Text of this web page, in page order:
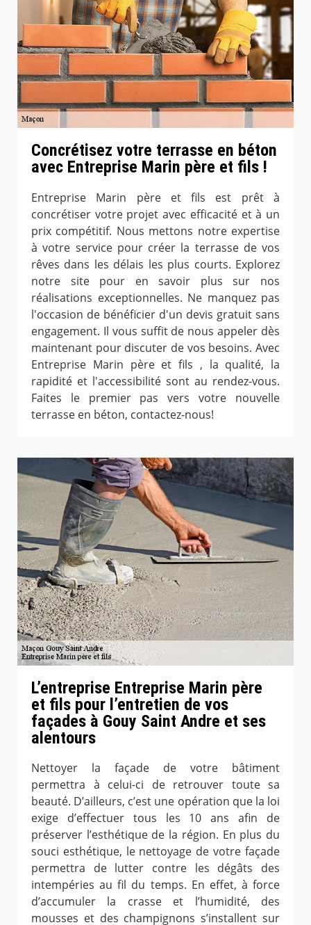
Concrétisez votre terrasse en béton
avec Entreprise Marin père et fils !
Entreprise Marin père et fils est prêt à
concrétiser votre projet avec efficacité et à un
prix compétitif. Nous mettons notre expertise
à votre service pour créer la terrasse de vos
rêves dans les délais les plus courts. Explorez
notre site pour en savoir plus sur nos
réalisations exceptionnelles. Ne manquez pas
l'occasion de bénéficier d'un devis gratuit sans
engagement. Il vous suffit de nous appeler dès
maintenant pour discuter de vos besoins. Avec
Entreprise Marin père et fils , la qualité, la
rapidité et l'accessibilité sont au rendez-vous.
Faites le premier pas vers votre nouvelle
terrasse en béton, contactez-nous!
L’entreprise Entreprise Marin père
et fils pour l’entretien de vos
façades à Gouy Saint Andre et ses
alentours
Nettoyer la façade de votre bâtiment
permettra à celui-ci de retrouver toute sa
beauté. D’ailleurs, c’est une opération que la loi
exige d’effectuer tous les 10 ans afin de
préserver l’esthétique de la région. En plus du
souci esthétique, le nettoyage de votre façade
permettra de lutter contre les dégâts des
intempéries au fil du temps. En effet, à force
d’accumuler la crasse et l’humidité, des
mousses et des champignons s’installent sur